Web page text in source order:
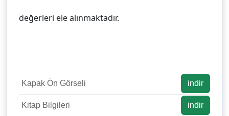
değerleri ele alınmaktadır.
Kapak Ön Görseli indir
Kitap Bilgileri indir